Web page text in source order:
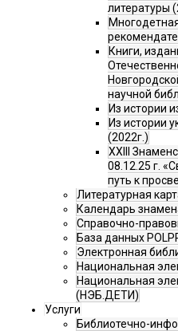
литературы
Книги,
научной
Из истории
Из истории
(2022г.)
XXIII
08.12.25 г.
путь к
Литературная
Календарь
Справочно-
База данных
Электронная
Национальная
Национальная
(НЭБ.ДЕТИ)
Услуги
Библиотечно-